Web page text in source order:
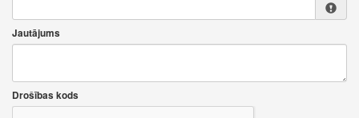
Jautājums
Drošības kods